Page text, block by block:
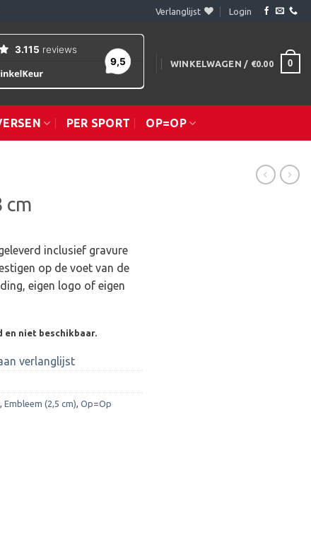
Verlanglijst Login
WINKELWAGEN / €0.00 0
PER SPORT OP=OP
cm
inclusief gravure
op de voet van de
eigen logo of eigen
niet beschikbaar.
verlanglijst
, Embleem (2,5 cm), Op=Op